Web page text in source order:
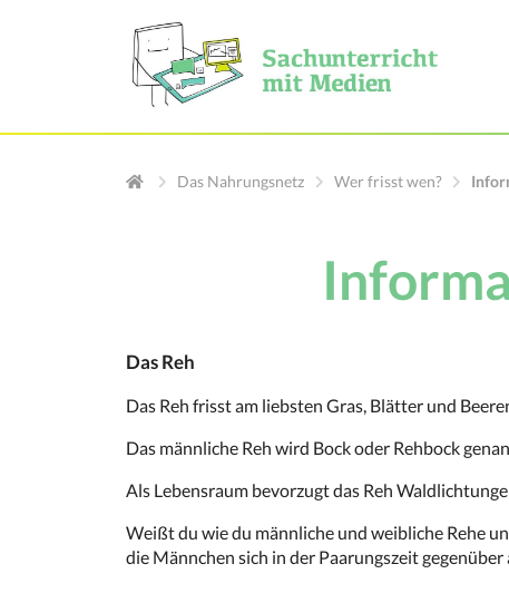
Das Nahrungsnetz Wer frisst wen?
Das Reh
Das Reh frisst am liebsten Gras, Blätter und
Das männliche Reh wird Bock oder Rehbock
Als Lebensraum bevorzugt das Reh
Weißt du wie du männliche und weibliche Rehe
die Männchen sich in der Paarungszeit